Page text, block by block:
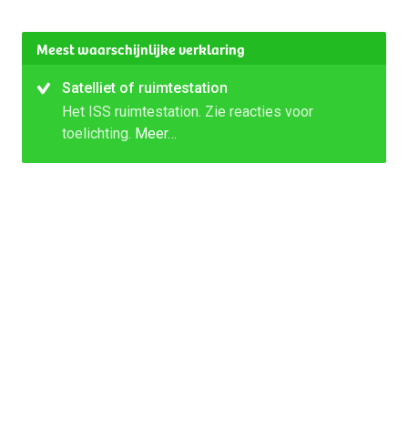
Meest waarschijnlijke verklaring
Satelliet of ruimtestation
Het ISS ruimtestation. Zie reacties voor
toelichting. Meer…